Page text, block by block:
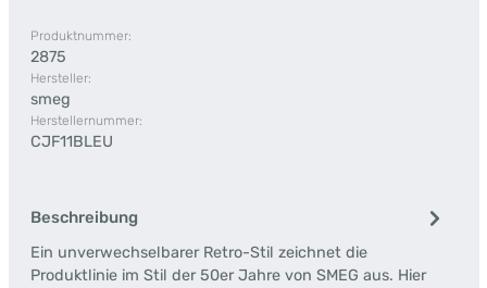
Produktnummer:
2875
Hersteller:
smeg
Herstellernummer:
CJF11BLEU
Beschreibung
Ein unverwechselbarer Retro-Stil zeichnet die
Produktlinie im Stil der 50er Jahre von SMEG aus. Hier